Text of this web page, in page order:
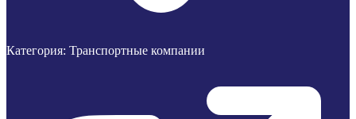
Категория: Транспортные компании